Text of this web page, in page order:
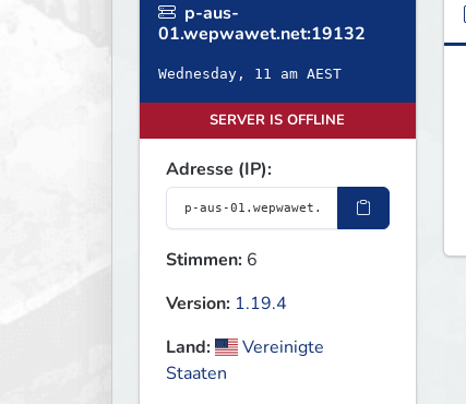
p-aus-
01.wepwawet.net:19132
Wednesday, 11 am AEST
SERVER IS OFFLINE
Adresse (IP):
Stimmen: 6
Version: 1.19.4
Land:
Vereinigte
Staaten